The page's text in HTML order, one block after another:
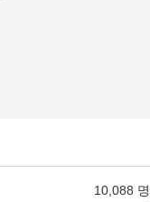
10,088 명